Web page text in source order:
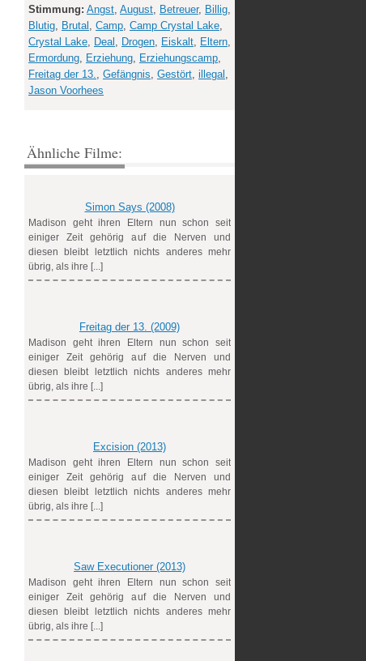
Stimmung: Angst, August, Betreuer, Billig,
Blutig, Brutal , Camp, Camp Crystal Lake,
Crystal Lake, Deal , Drogen, Eiskalt, Eltern,
Ermordung, Erziehung, Erziehungscamp,
Freitag der 13., Gefängnis, Gestört, illegal ,
Jason Voorhees
Ähnliche Filme:
Simon Says (2008)
Madison geht ihren Eltern nun schon seit
einiger Zeit gehörig auf die Nerven und
diesen bleibt letztlich nichts anderes mehr
übrig, als ihre [...]
Freitag der 13. (2009)
Madison geht ihren Eltern nun schon seit
einiger Zeit gehörig auf die Nerven und
diesen bleibt letztlich nichts anderes mehr
übrig, als ihre [...]
Excision (2013)
Madison geht ihren Eltern nun schon seit
einiger Zeit gehörig auf die Nerven und
diesen bleibt letztlich nichts anderes mehr
übrig, als ihre [...]
Saw Executioner (2013)
Madison geht ihren Eltern nun schon seit
einiger Zeit gehörig auf die Nerven und
diesen bleibt letztlich nichts anderes mehr
übrig, als ihre [...]